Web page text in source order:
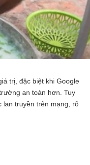
trị, đặc biệt khi Google
an toàn hơn. Tuy
lan truyền trên mạng, rõ